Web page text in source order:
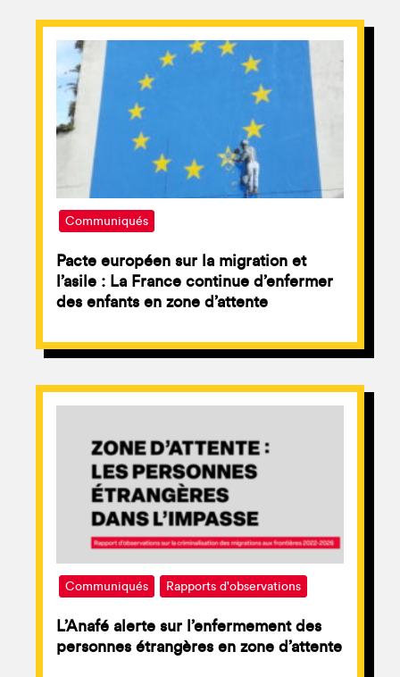
Communiqués
Pacte européen sur la migration et
l’asile : La France continue d’enfermer
des enfants en zone d’attente
Communiqués Rapports d'observations
L’Anafé alerte sur l’enfermement des
personnes étrangères en zone d’attente